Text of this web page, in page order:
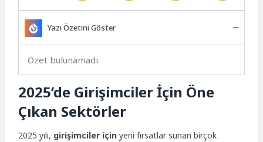
Yazı Özetini Göster
Özet bulunamadı.
2025’de Girişimciler İçin Öne
Çıkan Sektörler
2025 yılı, girişimciler için yeni fırsatlar sunan birçok